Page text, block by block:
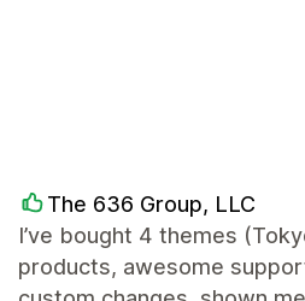
The 636 Group, LLC
I’ve bought 4 themes
products, awesome